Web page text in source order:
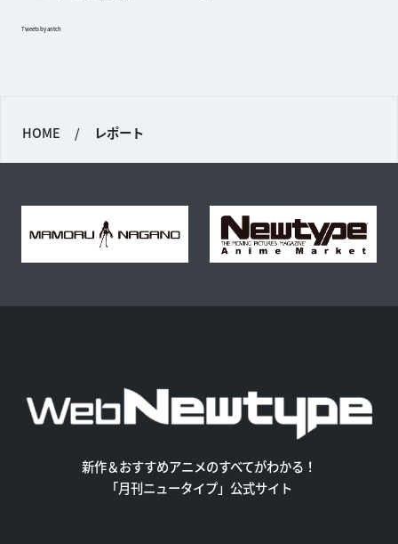
Tweets by antch
HOME / レポート
新作＆おすすめアニメのすべてがわかる！
「月刊ニュータイプ」公式サイト